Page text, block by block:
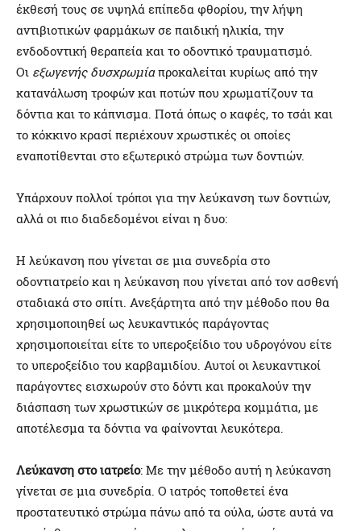
έκθεσή τους σε υψηλά επίπεδα φθορίου, την λήψη
αντιβιοτικών φαρμάκων σε παιδική ηλικία, την
ενδοδοντική θεραπεία και το οδοντικό τραυματισμό.
Οι εξωγενής δυσχρωμίαπροκαλείται κυρίως από την
κατανάλωση τροφών και ποτών που χρωματίζουν τα
δόντια και το κάπνισμα. Ποτά όπως ο καφές, το τσάι και
το κόκκινο κρασί περιέχουν χρωστικές οι οποίες
εναποτίθενται στο εξωτερικό στρώμα των δοντιών.
Υπάρχουν πολλοί τρόποι για την λεύκανση των δοντιών,
αλλά οι πιο διαδεδομένοι είναι η δυο:
Η λεύκανση που γίνεται σε μια συνεδρία στο
οδοντιατρείο και η λεύκανση που γίνεται από τον ασθενή
σταδιακά στο σπίτι. Ανεξάρτητα από την μέθοδο που θα
χρησιμοποιηθεί ως λευκαντικός παράγοντας
χρησιμοποιείται είτε το υπεροξείδιο του υδρογόνου είτε
το υπεροξείδιο του καρβαμιδίου. Αυτοί οι λευκαντικοί
παράγοντες εισχωρούν στο δόντι και προκαλούν την
διάσπαση των χρωστικών σε μικρότερα κομμάτια, με
αποτέλεσμα τα δόντια να φαίνονται λευκότερα.
Λεύκανση στο ιατρείο: Με την μέθοδο αυτή η λεύκανση
γίνεται σε μια συνεδρία. Ο ιατρός τοποθετεί ένα
προστατευτικό στρώμα πάνω από τα ούλα, ώστε αυτά να